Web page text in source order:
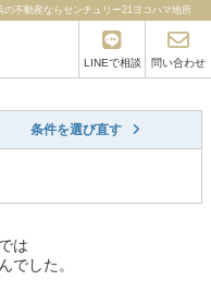
不動産ならセンチュリー21ヨコハマ地所
LINEで相談 問い合わせ
条件を選び直す
は
でした。